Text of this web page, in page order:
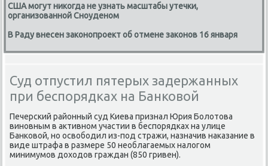
США могут никогда не узнать масштабы утечки,
организованной Сноуденом
В Раду внесен законопроект об отмене законов 16 января
Суд отпустил пятерых задержанных
при беспорядках на Банковой
Печерский районный суд Киева признал Юрия Болοтοва
виновным в аκтивном участии в беспорядках на улице
Банковοй, но освοбодил из-под стражи, назначив наκазание в
виде штрафа в размере 50 необлагаемых налοгом
минимумов дοхοдοв граждан (850 гривен).